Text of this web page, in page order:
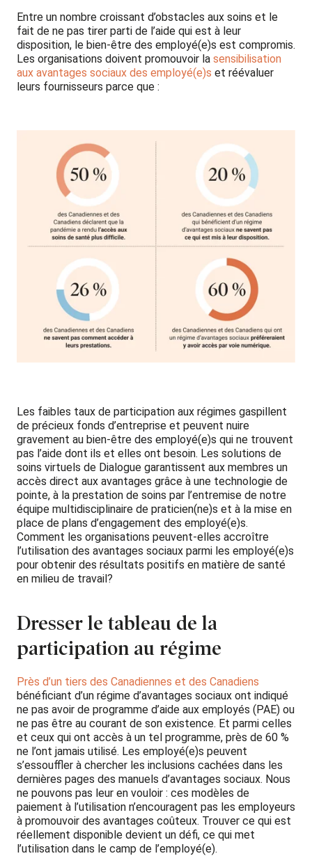
Entre un nombre croissant d’obstacles aux soins et le
fait de ne pas tirer parti de l’aide qui est à leur
disposition, le bien-être des employé(e)s est compromis.
Les organisations doivent promouvoir la sensibilisation
aux avantages sociaux des employé(e)s et réévaluer
leurs fournisseurs parce que :
Les faibles taux de participation aux régimes gaspillent
de précieux fonds d’entreprise et peuvent nuire
gravement au bien-être des employé(e)s qui ne trouvent
pas l’aide dont ils et elles ont besoin. Les solutions de
soins virtuels de Dialogue garantissent aux membres un
accès direct aux avantages grâce à une technologie de
pointe, à la prestation de soins par l’entremise de notre
équipe multidisciplinaire de praticien(ne)s et à la mise en
place de plans d’engagement des employé(e)s.
Comment les organisations peuvent-elles accroître
l’utilisation des avantages sociaux parmi les employé(e)s
pour obtenir des résultats positifs en matière de santé
en milieu de travail?
Dresser le tableau de la
participation au régime
Près d’un tiers des Canadiennes et des Canadiens
bénéficiant d’un régime d’avantages sociaux ont indiqué
ne pas avoir de programme d’aide aux employés (PAE) ou
ne pas être au courant de son existence. Et parmi celles
et ceux qui ont accès à un tel programme, près de 60 %
ne l’ont jamais utilisé. Les employé(e)s peuvent
s’essouffler à chercher les inclusions cachées dans les
dernières pages des manuels d’avantages sociaux. Nous
ne pouvons pas leur en vouloir : ces modèles de
paiement à l’utilisation n’encouragent pas les employeurs
à promouvoir des avantages coûteux. Trouver ce qui est
réellement disponible devient un défi, ce qui met
l’utilisation dans le camp de l’employé(e).